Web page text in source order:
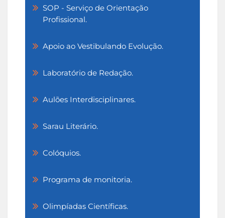
SOP - Serviço de Orientação
Profissional.
Apoio ao Vestibulando Evolução.
Laboratório de Redação.
Aulões Interdisciplinares.
Sarau Literário.
Colóquios.
Programa de monitoria.
Olimpíadas Científicas.